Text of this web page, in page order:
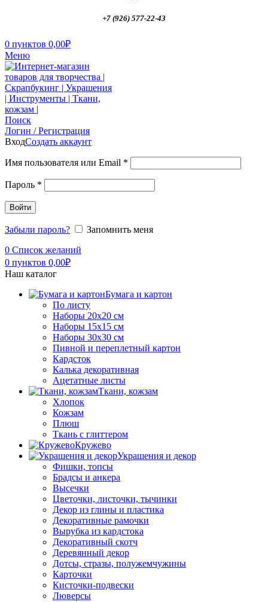
+7 (926) 577-22-43
0 пунктов 0,00₽
Меню
Поиск
Логин / Регистрация
ВходСоздать аккаунт
Имя пользователя или Email *
Пароль *
Войти
Забыли пароль?
Запомнить меня
0 Список желаний
0 пунктов 0,00₽
Наш каталог
Бумага и картон
По листу
Наборы 20х20 см
Наборы 15х15 см
Наборы 30х30 см
Пивной и переплетный картон
Кардсток
Калька декоративная
Ацетатные листы
Ткани, кожзам
Хлопок
Кожзам
Плюш
Ткань с глиттером
Кружево
Украшения и декор
Фишки, топсы
Брадсы и анкера
Высечки
Цветочки, листочки, тычинки
Декор из глины и пластика
Декоративные рамочки
Вырубка из кардстока
Декоративный скотч
Деревянный декор
Дотсы, стразы, полужемчужины
Карточки
Кисточки-подвески
Люверсы